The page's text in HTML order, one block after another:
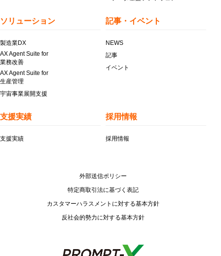
ソリューション
製造業DX
AX Agent Suite for
業務改善
AX Agent Suite for
生産管理
宇宙事業展開支援
記事・イベント
NEWS
記事
イベント
支援実績
支援実績
採用情報
採用情報
外部送信ポリシー
特定商取引法に基づく表記
カスタマーハラスメントに対する基本方針
反社会的勢力に対する基本方針